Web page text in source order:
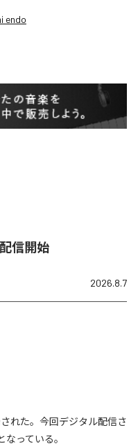
endo
配信開始
2026.8.7
された。今回デジタル配信さ
なっている。